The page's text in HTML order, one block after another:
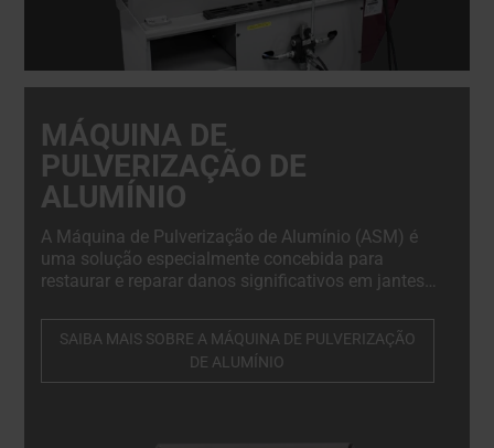
MÁQUINA DE
PULVERIZAÇÃO DE
ALUMÍNIO
A Máquina de Pulverização de Alumínio (ASM) é
uma solução especialmente concebida para
restaurar e reparar danos significativos em jantes
rápida, segura e em total conformidade com as
normas OEM.
SAIBA MAIS SOBRE A MÁQUINA DE PULVERIZAÇÃO
DE ALUMÍNIO